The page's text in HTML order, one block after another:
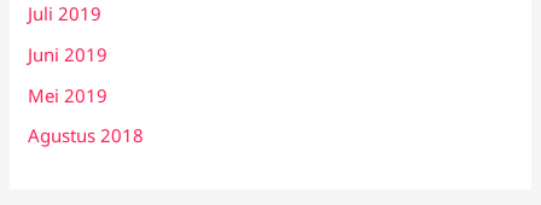
Juli 2019
Juni 2019
Mei 2019
Agustus 2018